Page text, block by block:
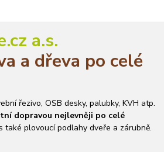
a.s.
a dřeva po celé
řezivo, OSB desky, palubky, KVH atp.
dopravou nejlevněji po celé
také plovoucí podlahy dveře a zárubně.